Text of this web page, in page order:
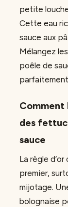
petite
Cette eau
sauce aux
Mélangez
poêle de
Comment
des
sauce
La règle
premier,
mijotage.
bolognaise